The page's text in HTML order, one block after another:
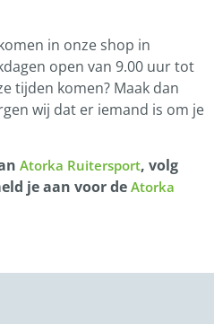
in onze shop in
open van 9.00 uur tot
tijden komen? Maak dan
wij dat er iemand is om je
Atorka Ruitersport, volg
je aan voor de Atorka